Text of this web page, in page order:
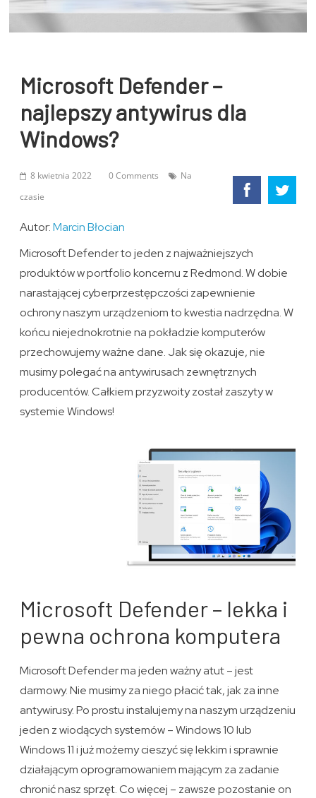
Microsoft Defender –
najlepszy antywirus dla
Windows?
8 kwietnia 2022 0 Comments
Na
czasie
Autor:Marcin Błocian
Microsoft Defender to jeden z najważniejszych
produktów w portfolio koncernu z Redmond. W dobie
narastającej cyberprzestępczości zapewnienie
ochrony naszym urządzeniom to kwestia nadrzędna. W
końcu niejednokrotnie na pokładzie komputerów
przechowujemy ważne dane. Jak się okazuje, nie
musimy polegać na antywirusach zewnętrznych
producentów. Całkiem przyzwoity został zaszyty w
systemie Windows!
Microsoft Defender – lekka i
pewna ochrona komputera
Microsoft Defender ma jeden ważny atut – jest
darmowy. Nie musimy za niego płacić tak, jak za inne
antywirusy. Po prostu instalujemy na naszym urządzeniu
jeden z wiodących systemów – Windows 10 lub
Windows 11 i już możemy cieszyć się lekkim i sprawnie
działającym oprogramowaniem mającym za zadanie
chronić nasz sprzęt. Co więcej – zawsze pozostanie on